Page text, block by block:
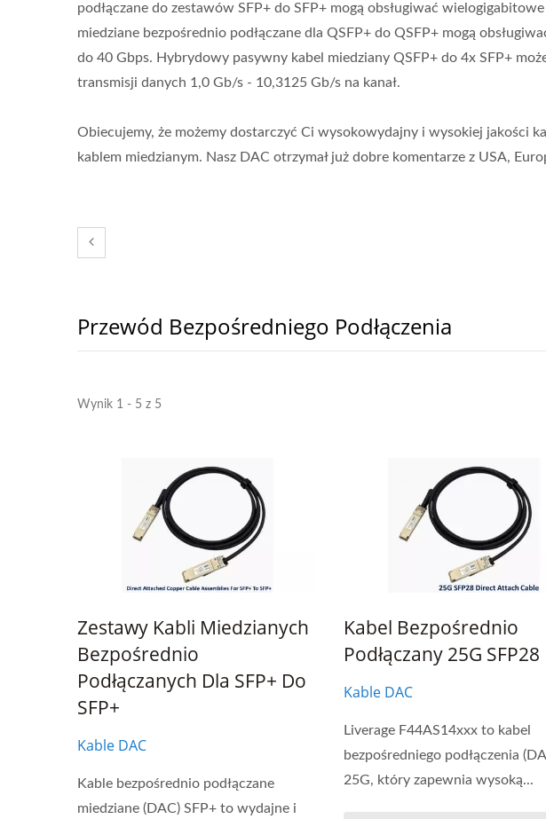
podłączane do zestawów SFP+ do SFP+ mogą obsługiwać
miedziane bezpośrednio podłączane dla QSFP+ do QSFP+ mogą
do 40 Gbps. Hybrydowy pasywny kabel miedziany QSFP+ do 4x SFP+
transmisji danych 1,0 Gb/s - 10,3125 Gb/s na kanał.
Obiecujemy, że możemy dostarczyć Ci wysokowydajny i wysokiej jakości
kablem miedzianym. Nasz DAC otrzymał już dobre komentarze z USA,
Przewód Bezpośredniego Podłączenia
Wynik 1 - 5 z 5
Zestawy Kabli Miedzianych
Bezpośrednio
Podłączanych Dla SFP+ Do
SFP+
Kable DAC
Kable bezpośrednio podłączane
miedziane (DAC) SFP+ to wydajne i
Kabel Bezpośrednio
Podłączany 25G SFP28
Kable DAC
Liverage F44AS14xxx to kabel
bezpośredniego podłączenia
25G, który zapewnia wysoką...
Ibert X1 Mini